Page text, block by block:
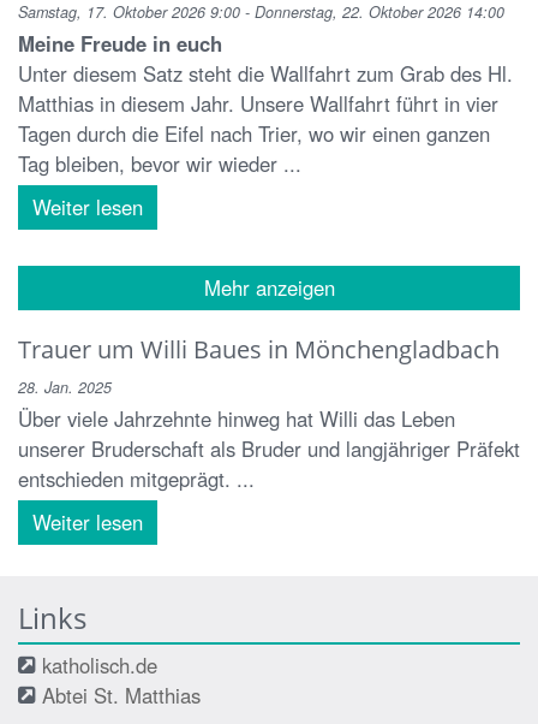
Samstag, 17. Oktober 2026 9:00 - Donnerstag, 22. Oktober 2026 14:00
Meine Freude in euch
Unter diesem Satz steht die Wallfahrt zum Grab des Hl.
Matthias in diesem Jahr. Unsere Wallfahrt führt in vier
Tagen durch die Eifel nach Trier, wo wir einen ganzen
Tag bleiben, bevor wir wieder ...
Weiter lesen
Mehr anzeigen
Trauer um Willi Baues in Mönchengladbach
28. Jan. 2025
Über viele Jahrzehnte hinweg hat Willi das Leben
unserer Bruderschaft als Bruder und langjähriger Präfekt
entschieden mitgeprägt. ...
Weiter lesen
Links
katholisch.de
Abtei St. Matthias